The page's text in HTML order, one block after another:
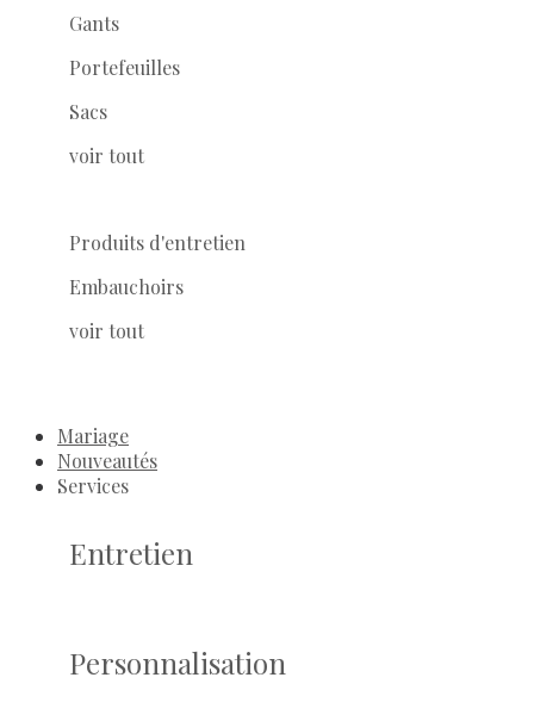
Gants
Portefeuilles
Sacs
voir tout
Produits d'entretien
Embauchoirs
voir tout
Mariage
Nouveautés
Services
Entretien
Personnalisation